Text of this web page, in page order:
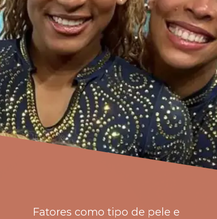
Fatores como tipo de pele e